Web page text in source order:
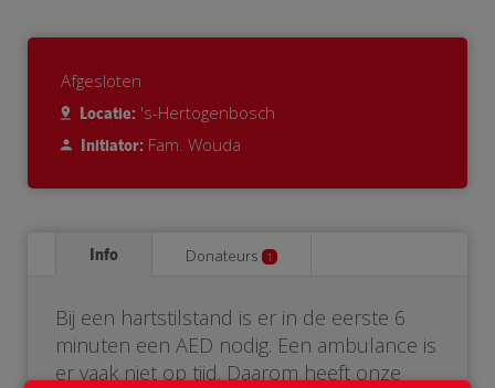
Afgesloten
Locatie: 's-Hertogenbosch
Initiator: Fam. Wouda
Info Donateurs 1
Bij een hartstilstand is er in de eerste 6
minuten een AED nodig. Een ambulance is
er vaak niet op tijd. Daarom heeft onze